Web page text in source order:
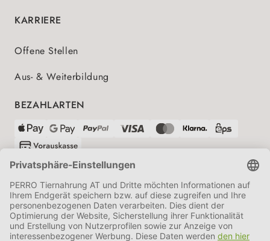
KARRIERE
Offene Stellen
Aus- & Weiterbildung
BEZAHLARTEN
VERSANDPARTNER